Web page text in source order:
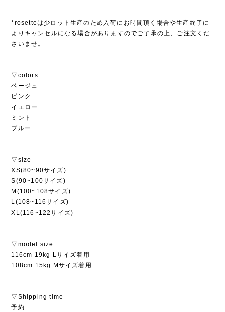
*rosetteは少ロット生産のため入荷にお時間頂く場合や生産終了に
よりキャンセルになる場合がありますのでご了承の上、ご注文くだ
さいませ。
▽colors
ベージュ
ピンク
イエロー
ミント
ブルー
▽size
XS(80~90サイズ)
S(90~100サイズ)
M(100~108サイズ)
L(108~116サイズ)
XL(116~122サイズ)
▽model size
116cm 19kg Lサイズ着用
108cm 15kg Mサイズ着用
▽Shipping time
予約